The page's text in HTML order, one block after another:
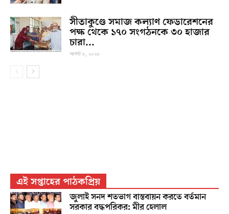
সীতাকুণ্ডে সমাজ কল্যাণ ফেডারেশনের
পক্ষ থেকে ১৭০ সংগঠনকে ৩০ হাজার
চারা...
আগস্ট ৮, ২০২৬
এই সপ্তাহের পাঠকপ্রিয়
জুলাই সনদ শতভাগ বাস্তবায়ন করতে বর্তমান
সরকার বদ্ধপরিকর: মীর হেলাল